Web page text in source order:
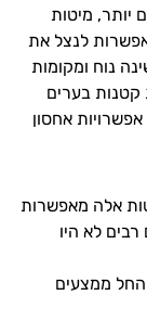
יותר, מיטות
לנצל את
נוח ומקומות
קטנות בערים
אחסון
אלה מאפשרות
לא היו
החל ממצעים